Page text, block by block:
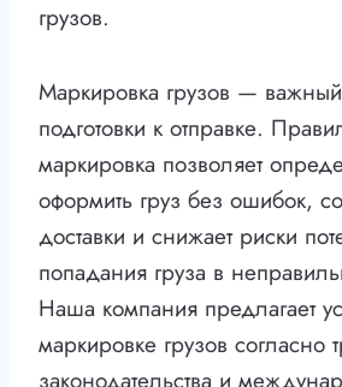
грузов.
Маркировка грузов — важный
подготовки к отправке.
маркировка позволяет
оформить груз без ошибок,
доставки и снижает риски
попадания груза в
Наша компания предлагает
маркировке грузов согласно